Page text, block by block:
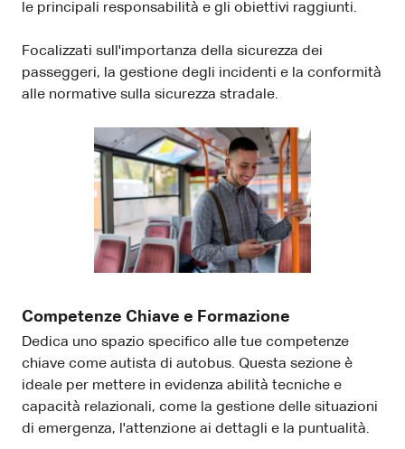
le principali responsabilità e gli obiettivi raggiunti.
Focalizzati sull'importanza della sicurezza dei
passeggeri, la gestione degli incidenti e la conformità
alle normative sulla sicurezza stradale.
Competenze Chiave e Formazione
Dedica uno spazio specifico alle tue competenze
chiave come autista di autobus. Questa sezione è
ideale per mettere in evidenza abilità tecniche e
capacità relazionali, come la gestione delle situazioni
di emergenza, l'attenzione ai dettagli e la puntualità.